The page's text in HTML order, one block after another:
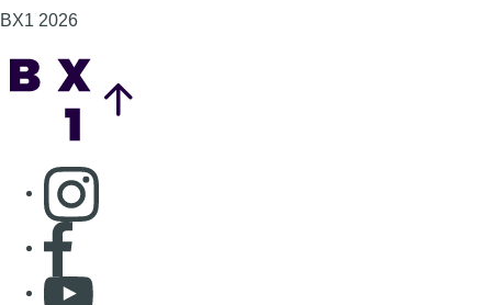
BX1 2026
Consulter page Instagram
Consulter page Facebook
Consulter Youtube